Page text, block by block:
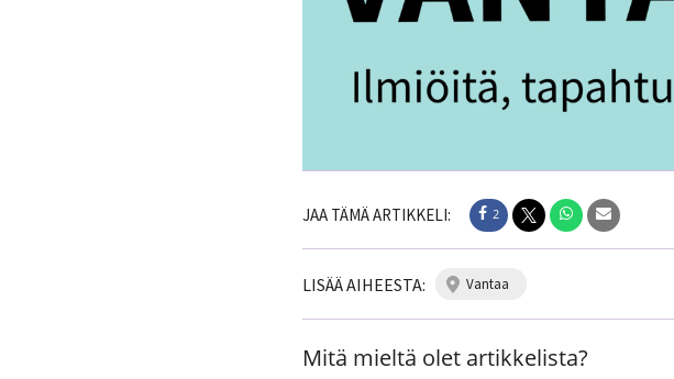
JAA TÄMÄ ARTIKKELI: 2
LISÄÄ AIHEESTA: vantaa
Mitä mieltä olet artikkelista?